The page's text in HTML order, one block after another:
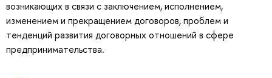
возникающих в связи с заключением, исполнением,
изменением и прекращением договоров, проблем и
тенденций развития договорных отношений в сфере
предпринимательства.